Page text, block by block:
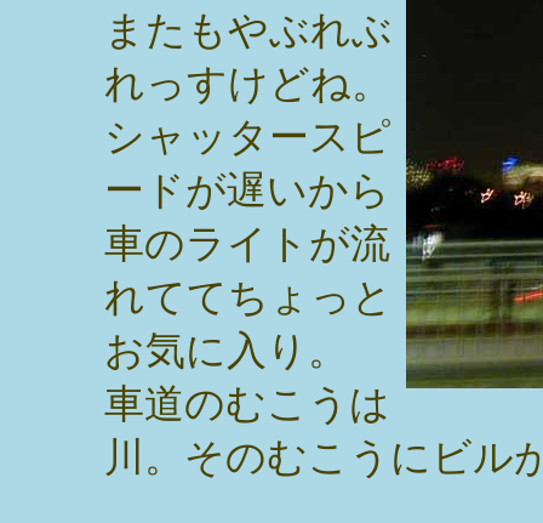
またもやぶれぶ
れっすけどね。
シャッタースピ
ードが遅いから
車のライトが流
れててちょっと
お気に入り。
車道のむこうは
川。そのむこうにビル